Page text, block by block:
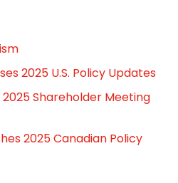
2025 U.S. Policy Updates
Shareholder Meeting
2025 Canadian Policy